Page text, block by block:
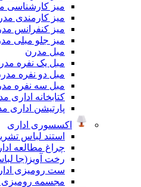
میز کارشناسی
میز کارمندی
میز کنفرانس
میز جلو مبلی
مبل مدرن
مبل یک نفره
مبل دو نفره
مبل سه نفره
کتابخانه اداری
پارتیشن اداری
اکسسوری اداری
استند لباس
چراغ مطالعه
رخت آویز(جا
ست رومیزی
مجسمه